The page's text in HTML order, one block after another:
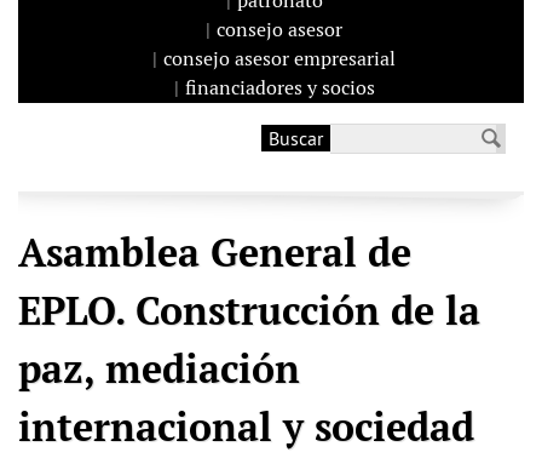
consejo asesor
consejo asesor empresarial
financiadores y socios
búsqueda
Buscar
Asamblea General de
EPLO. Construcción de la
paz, mediación
internacional y sociedad